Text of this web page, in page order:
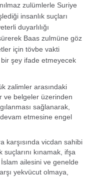
zulümlerle Suriye
insanlık suçları
duyarlılığı
Baas zulmüne göz
için tövbe vakti
şey ifade etmeyecek
zalimler arasındaki
ve belgeler üzerinden
sağlanarak,
etmesine engel
karşısında vicdan sahibi
kınamak, ifşa
ailesini ve genelde
yekvücut olmaya,